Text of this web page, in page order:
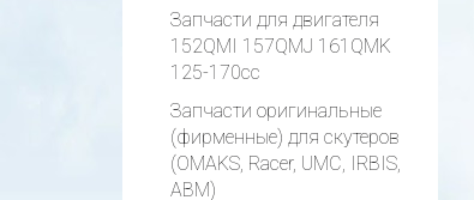
Запчасти для двигателя
152QMI 157QMJ 161QMK
125-170cc
Запчасти оригинальные
(фирменные) для скутеров
(OMAKS, Racer, UMC, IRBIS,
АВМ)